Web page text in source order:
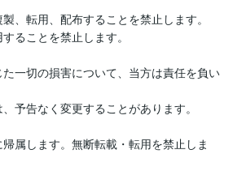
、転用、配布することを禁止します。
ることを禁止します。
一切の損害について、当方は責任を負い
予告なく変更することがあります。
属します。無断転載・転用を禁止しま